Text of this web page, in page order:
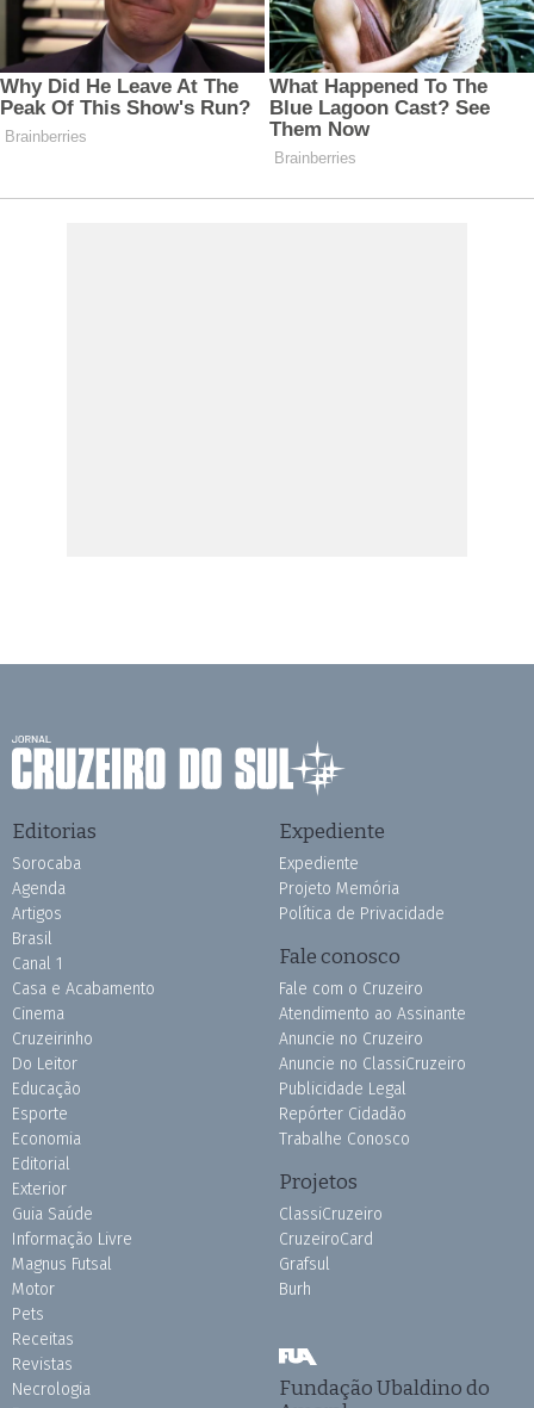
Editorias
Sorocaba
Agenda
Artigos
Brasil
Canal 1
Casa e Acabamento
Cinema
Cruzeirinho
Do Leitor
Educação
Esporte
Economia
Editorial
Exterior
Guia Saúde
Informação Livre
Magnus Futsal
Motor
Pets
Receitas
Revistas
Necrologia
Expediente
Expediente
Projeto Memória
Política de Privacidade
Fale conosco
Fale com o Cruzeiro
Atendimento ao Assinante
Anuncie no Cruzeiro
Anuncie no ClassiCruzeiro
Publicidade Legal
Repórter Cidadão
Trabalhe Conosco
Projetos
ClassiCruzeiro
CruzeiroCard
Grafsul
Burh
Fundação Ubaldino do